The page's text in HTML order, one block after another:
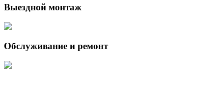
Выездной монтаж
Обслуживание и ремонт